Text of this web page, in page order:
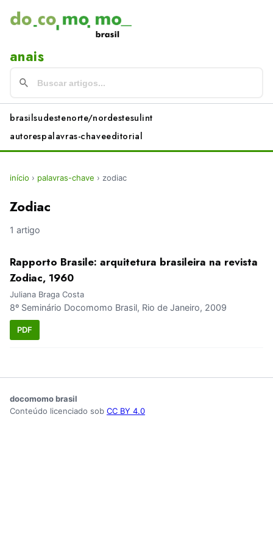
anais
brasilsudestenorte/nordestesulint
autorespalavras-chaveeditorial
início › palavras-chave › zodiac
Zodiac
1 artigo
Rapporto Brasile: arquitetura brasileira na revista
Zodiac, 1960
Juliana Braga Costa
8º Seminário Docomomo Brasil, Rio de Janeiro, 2009
PDF
docomomo brasil
Conteúdo licenciado sob CC BY 4.0